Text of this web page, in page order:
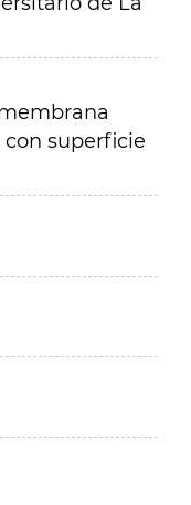
superficie